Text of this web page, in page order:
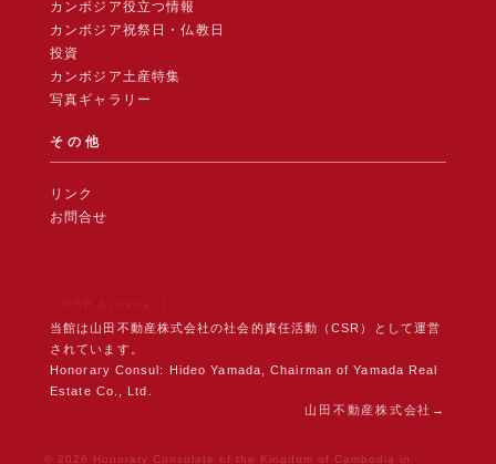
カンボジア役立つ情報
カンボジア祝祭日・仏教日
投資
カンボジア土産特集
写真ギャラリー
その他
リンク
お問合せ
CSR Activity
当館は山田不動産株式会社の社会的責任活動（CSR）として運営
されています。
Honorary Consul: Hideo Yamada, Chairman of Yamada Real
Estate Co., Ltd.
山田不動産株式会社
© 2026 Honorary Consulate of the Kingdom of Cambodia in